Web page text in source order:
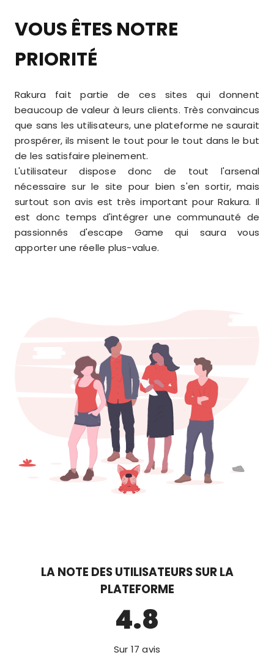
VOUS ÊTES NOTRE
PRIORITÉ
Rakura fait partie de ces sites qui donnent
beaucoup de valeur à leurs clients. Très convaincus
que sans les utilisateurs, une plateforme ne saurait
prospérer, ils misent le tout pour le tout dans le but
de les satisfaire pleinement.
L'utilisateur dispose donc de tout l'arsenal
nécessaire sur le site pour bien s'en sortir, mais
surtout son avis est très important pour Rakura. Il
est donc temps d'intégrer une communauté de
passionnés d'escape Game qui saura vous
apporter une réelle plus-value.
LA NOTE DES UTILISATEURS SUR LA
PLATEFORME
4.8
Sur 17 avis